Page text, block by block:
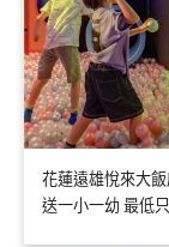
花蓮遠雄悅來大
送一小一幼 最低